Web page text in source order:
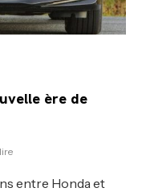
ère de
entre Honda et